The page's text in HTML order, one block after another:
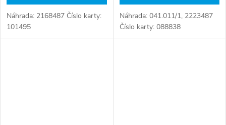
Náhrada: 2168487 Číslo karty:
101495
Náhrada: 041.011/1, 2223487
Číslo karty: 088838